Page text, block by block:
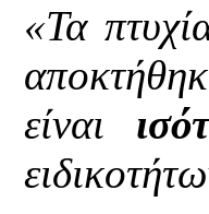
«Τα
είναι